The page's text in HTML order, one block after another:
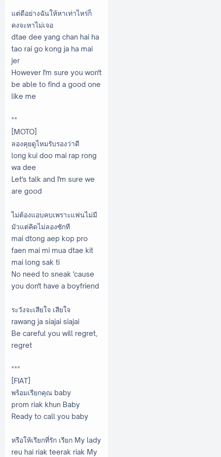
แต่ดีอย่างฉันให้หาเท่าไหร่ก็
คงจะหาไม่เจอ
dtae dee yang chan hai ha
tao rai go kong ja ha mai
jer
However I'm sure you won't
be able to find a good one
like me
**
[MOTO]
ลองคุยดูไหมรับรองว่าดี
long kui doo mai rap rong
wa dee
Let's talk and I'm sure we
are good
ไม่ต้องแอบคบเพราะแฟนไม่มี
มัวแต่คิดไม่ลองซักที
mai dtong aep kop pro
faen mai mi mua dtae kit
mai long sak ti
No need to sneak 'cause
you don't have a boyfriend
ระวังจะเสียใจ เสียใจ
rawang ja siajai siajai
Be careful you will regret,
regret
***
[FIAT]
พร้อมเรียกคุณ baby
prom riak khun Baby
Ready to call you baby
หรือให้เรียกที่รัก เรียก My lady
reu hai riak teerak riak My